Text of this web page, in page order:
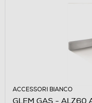
ACCESSORI BIANCO
GLEM GAS -